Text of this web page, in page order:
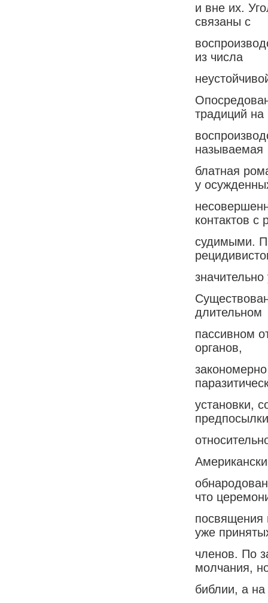
и вне их.
связаны с
из числа
традиций на
называемая
блатная
у
контактов с
судимыми.
значительно
длительном
пассивном
органов,
установки,
предпосылки
что
посвящения
уже
членов. По
молчания,
библии, а